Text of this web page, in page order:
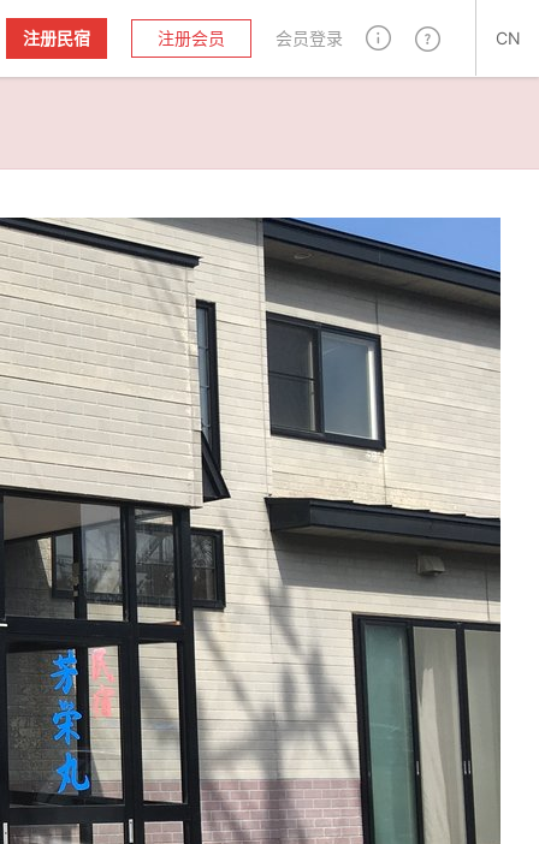
注册民宿 注册会员 会员登录 CN